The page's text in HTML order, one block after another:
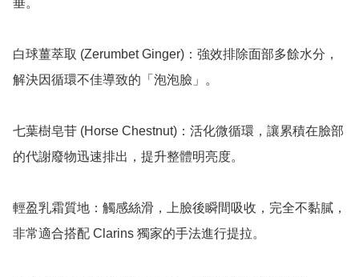
垂。
白球薑萃取 (Zerumbet Ginger)：強效排除面部多餘水分，
解決因循環不佳導致的「泡泡臉」。
七葉樹皂苷 (Horse Chestnut)：活化微循環，讓累積在臉部
的代謝廢物迅速排出，提升整體明亮度。
輕盈乳霜質地：觸感絲滑，上臉後瞬間吸收，完全不黏膩，
非常適合搭配 Clarins 獨家的手法進行提拉。